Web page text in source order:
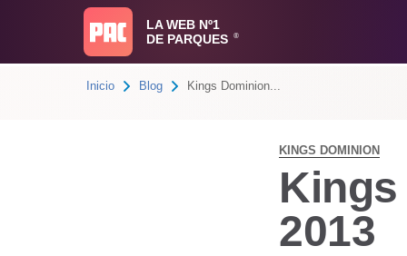
LA WEB Nº1
DE PARQUES
®
Inicio Blog Kings Dominion...
KINGS DOMINION
2013